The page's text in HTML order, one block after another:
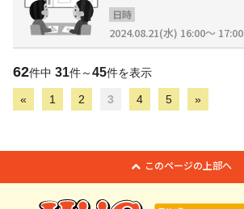
日時
2024.08.21(水) 16:00～ 17:00
62件中 31件～45件を表示
« 1 2 3 4 5 »
このページの上部へ